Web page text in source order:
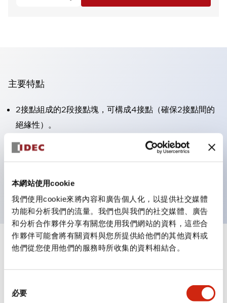
本網站使用cookie
我們使用cookie來將內容和廣告個人化，以提供社交媒體
功能和分析我們的流量。我們也與我們的社交媒體、廣告
和分析合作夥伴分享有關您使用我們網站的資料，這些合
作夥伴可能會將有關資料與您所提供給他們的其他資料或
他們從您使用他們的服務時所收集的資料相結合。
必要
主要特點
2接點組成的2段接點塊，可構成4接點（確保2接點間的
絕緣性）。
面板深度39.9mm（※11段接點塊）、59.9mm（※22段
接點塊）。可實現省空間設計。
防護結構
規格
審美規範
環境規範